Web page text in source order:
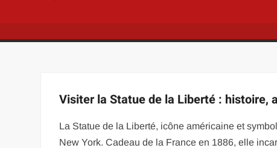
Visiter la Statue de la Liberté : histoire,
La Statue de la Liberté, icône américaine et
New York. Cadeau de la France en 1886, elle